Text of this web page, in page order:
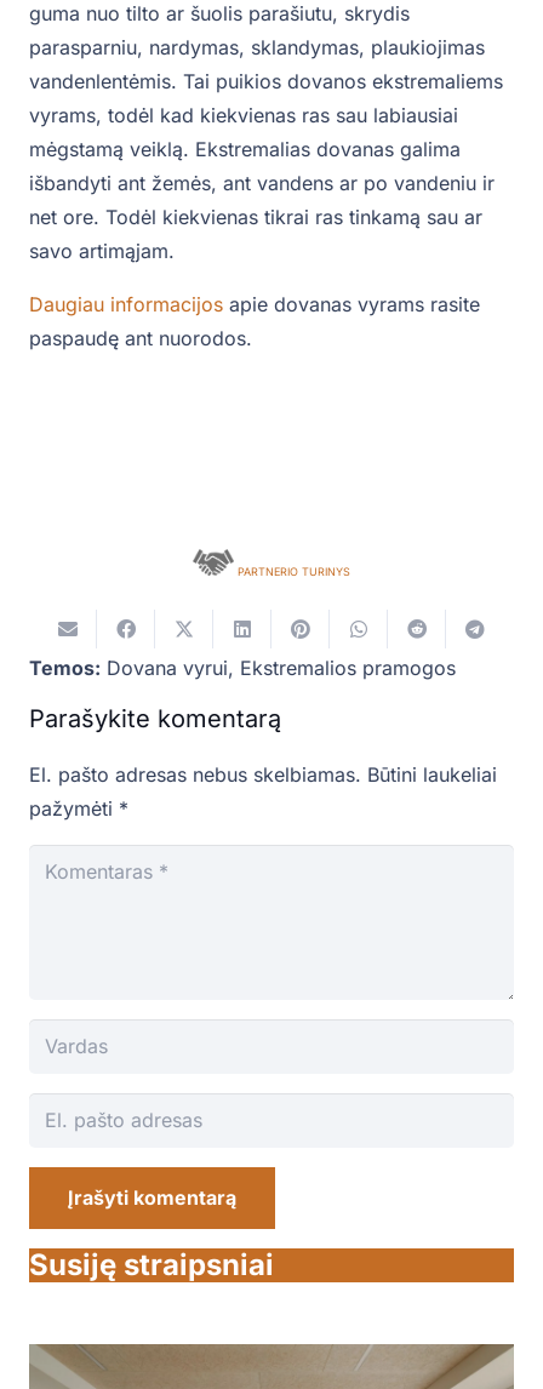
guma nuo tilto ar šuolis parašiutu, skrydis
parasparniu, nardymas, sklandymas, plaukiojimas
vandenlentėmis. Tai puikios dovanos ekstremaliems
vyrams, todėl kad kiekvienas ras sau labiausiai
mėgstamą veiklą. Ekstremalias dovanas galima
išbandyti ant žemės, ant vandens ar po vandeniu ir
net ore. Todėl kiekvienas tikrai ras tinkamą sau ar
savo artimąjam.
Daugiau informacijos apie dovanas vyrams rasite
paspaudę ant nuorodos.
PARTNERIO TURINYS
Temos: Dovana vyrui, Ekstremalios pramogos
Parašykite komentarą
El. pašto adresas nebus skelbiamas. Būtini laukeliai
pažymėti *
Įrašyti komentarą
Susiję straipsniai